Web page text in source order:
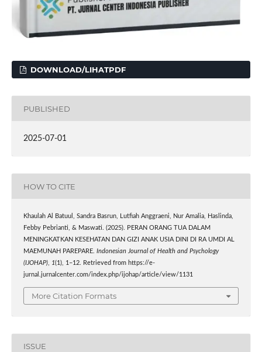
DOWNLOAD/LIHATPDF
PUBLISHED
2025-07-01
HOW TO CITE
Khaulah Al Batuul, Sandra Basrun, Lutfiah Anggraeni, Nur Amalia, Haslinda,
Febby Pebrianti, & Maswati. (2025). PERAN ORANG TUA DALAM
MENINGKATKAN KESEHATAN DAN GIZI ANAK USIA DINI DI RA UMDI AL
MAEMUNAH PAREPARE. Indonesian Journal of Health and Psychology
(IJOHAP), 1(1), 1–12. Retrieved from https://e-
jurnal.jurnalcenter.com/index.php/ijohap/article/view/1131
More Citation Formats
ISSUE